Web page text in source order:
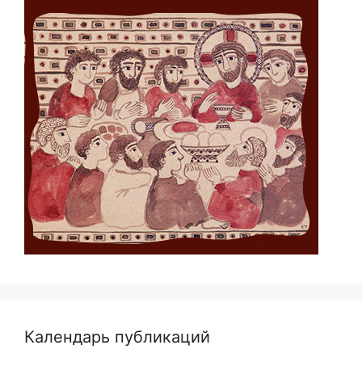
Календарь публикаций